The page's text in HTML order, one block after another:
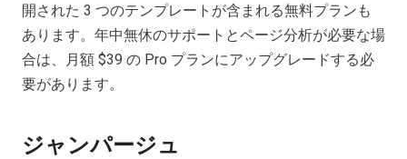
開された 3 つのテンプレートが含まれる無料プランも
あります。年中無休のサポートとページ分析が必要な場
合は、月額 $39 の Pro プランにアップグレードする必
要があります。
ジャンパージュ